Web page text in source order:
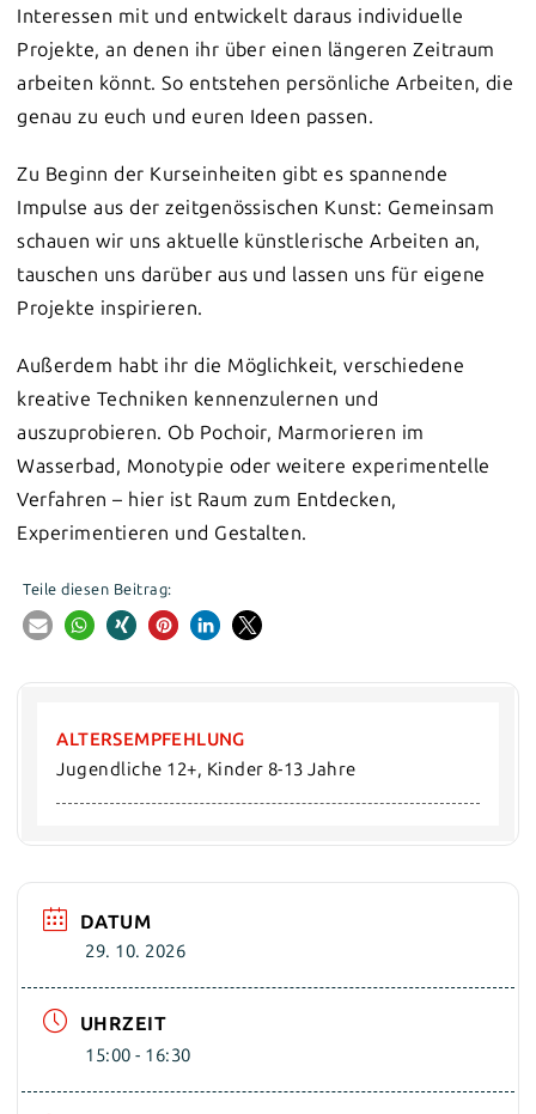
Interessen mit und entwickelt daraus individuelle
Projekte, an denen ihr über einen längeren Zeitraum
arbeiten könnt. So entstehen persönliche Arbeiten, die
genau zu euch und euren Ideen passen.
Zu Beginn der Kurseinheiten gibt es spannende
Impulse aus der zeitgenössischen Kunst: Gemeinsam
schauen wir uns aktuelle künstlerische Arbeiten an,
tauschen uns darüber aus und lassen uns für eigene
Projekte inspirieren.
Außerdem habt ihr die Möglichkeit, verschiedene
kreative Techniken kennenzulernen und
auszuprobieren. Ob Pochoir, Marmorieren im
Wasserbad, Monotypie oder weitere experimentelle
Verfahren – hier ist Raum zum Entdecken,
Experimentieren und Gestalten.
Teile diesen Beitrag:
ALTERSEMPFEHLUNG
Jugendliche 12+, Kinder 8-13 Jahre
DATUM
29. 10. 2026
UHRZEIT
15:00 - 16:30